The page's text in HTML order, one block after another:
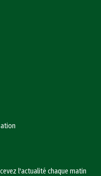
l'actualité chaque matin